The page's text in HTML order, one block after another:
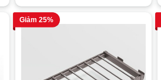
Giảm 25%